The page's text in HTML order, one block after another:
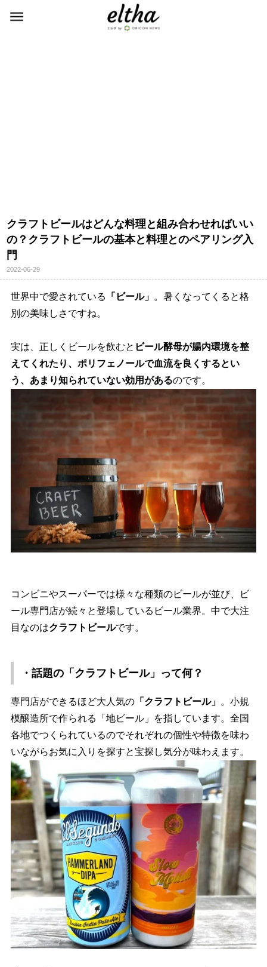
クラフトビールはどんな料理と組み合わせればいい
の？クラフトビールの基本と料理とのペアリング入
門
2022-06-29
世界中で愛されている 「ビール」 。暑くなってくると格
別の美味しさですね。
実は、正しくビールを飲むと ビール酵母が腸内環境を整
えてくれたり、ポリフェノールで血流を良くするとい
う、あまり知られていない効用があるのです。
コンビニやスーパーでは様々な種類のビールが並び、ビ
ール専門店が続々と登場しているビール業界。中で大注
目なのはクラフトビールです。
・話題の「クラフトビール」って何？
専門店ができるほど大人気の「クラフトビール」 。小規
模醸造所で作られる「地ビール」を指しています。全国
各地でつくられているのでそれぞれの個性や特徴を味わ
いながらお気に入りを探すと宝探し気分が味わえます。